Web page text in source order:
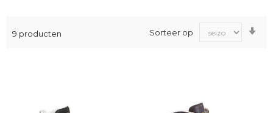
9 producten Sorteer op